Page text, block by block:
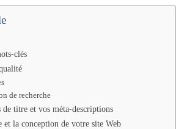
clés
de recherche
titre et vos méta-descriptions
la conception de votre site Web